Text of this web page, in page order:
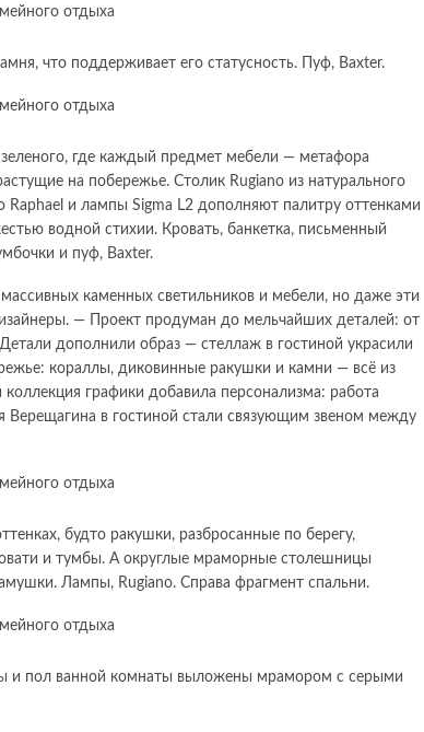
что поддерживает его статусность. Пуф, Baxter.
зеленого, где каждый предмет мебели — метафора
на побережье. Столик Rugiano из натурального
и лампы Sigma L2 дополняют палитру оттенками
водной стихии. Кровать, банкетка, письменный
и пуф, Baxter.
каменных светильников и мебели, но даже эти
— Проект продуман до мельчайших деталей: от
дополнили образ — стеллаж в гостиной украсили
кораллы, диковинные ракушки и камни — всё из
графики добавила персонализма: работа
Верещагина в гостиной стали связующим звеном между
будто ракушки, разбросанные по берегу,
и тумбы. А округлые мраморные столешницы
Лампы, Rugiano. Справа фрагмент спальни.
и пол ванной комнаты выложены мрамором с серыми